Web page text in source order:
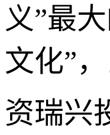
义”最
文化”
资瑞兴